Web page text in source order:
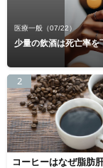
医療一般 （07/22）
少量の飲酒は死亡率
2
コーヒーはなぜ脂肪